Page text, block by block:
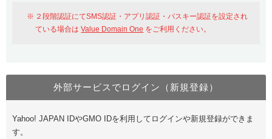
おすすめ One レンタルサーバーを含む最新の機能を使う方
Value Domain Oneにログイン
Value Domain Oneアカウント作成
２段階認証にてSMS認証・アプリ認証・パスキー認証を設定され
ている場合はValue Domain One をご利用ください。
外部サービスでログイン（新規登録）
Yahoo! JAPAN IDやGMO IDを利用してログインや新規登録ができま
す。